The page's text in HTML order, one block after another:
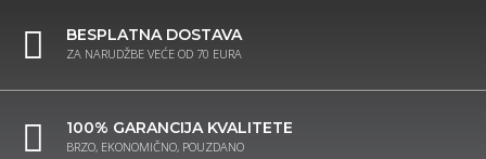
BESPLATNA DOSTAVA
ZA NARUDŽBE VEĆE OD 70 EURA
100% GARANCIJA KVALITETE
BRZO, EKONOMIČNO, POUZDANO